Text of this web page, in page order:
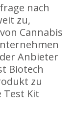
nach
zu,
Cannabis
Anbieter
Biotech
zu
Test Kit